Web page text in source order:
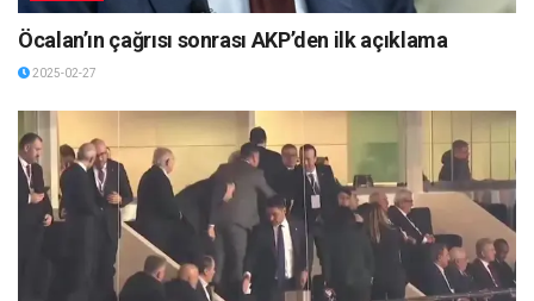
Öcalan’ın çağrısı sonrası AKP’den ilk açıklama
2025-02-27